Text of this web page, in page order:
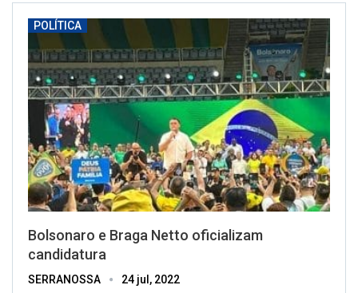
POLÍTICA
Bolsonaro e Braga Netto oficializam
candidatura
SERRANOSSA 24 jul, 2022